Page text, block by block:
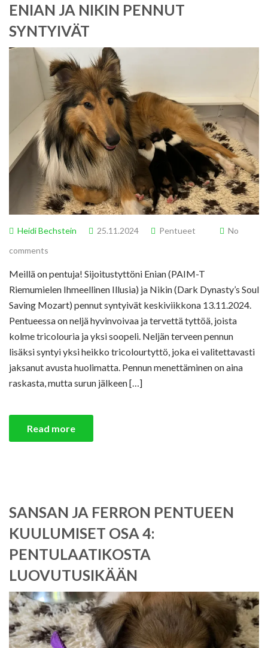
ENIAN JA NIKIN PENNUT
SYNTYIVÄT
Heidi Bechstein 25.11.2024 Pentueet
No
comments
Meillä on pentuja! Sijoitustyttöni Enian (PAIM-T
Riemumielen Ihmeellinen Illusia) ja Nikin (Dark Dynasty’s Soul
Saving Mozart) pennut syntyivät keskiviikkona 13.11.2024.
Pentueessa on neljä hyvinvoivaa ja tervettä tyttöä, joista
kolme tricolouria ja yksi soopeli. Neljän terveen pennun
lisäksi syntyi yksi heikko tricolourtyttö, joka ei valitettavasti
jaksanut avusta huolimatta. Pennun menettäminen on aina
raskasta, mutta surun jälkeen […]
Read more
SANSAN JA FERRON PENTUEEN
KUULUMISET OSA 4:
PENTULAATIKOSTA
LUOVUTUSIKÄÄN